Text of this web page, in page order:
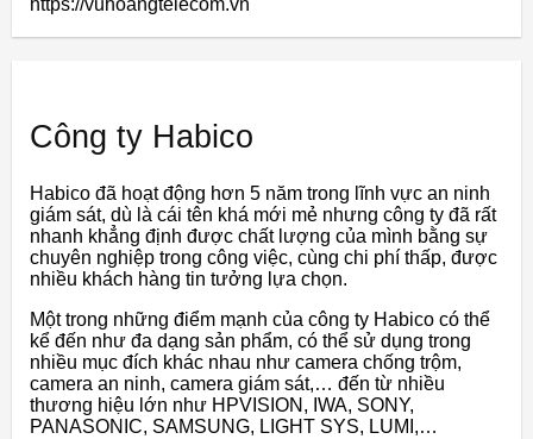
https://vuhoangtelecom.vn
Công ty Habico
Habico đã hoạt động hơn 5 năm trong lĩnh vực an ninh
giám sát, dù là cái tên khá mới mẻ nhưng công ty đã rất
nhanh khẳng định được chất lượng của mình bằng sự
chuyên nghiệp trong công việc, cùng chi phí thấp, được
nhiều khách hàng tin tưởng lựa chọn.
Một trong những điểm mạnh của công ty Habico có thể
kể đến như đa dạng sản phẩm, có thể sử dụng trong
nhiều mục đích khác nhau như camera chống trộm,
camera an ninh, camera giám sát,… đến từ nhiều
thương hiệu lớn như HPVISION, IWA, SONY,
PANASONIC, SAMSUNG, LIGHT SYS, LUMI,…